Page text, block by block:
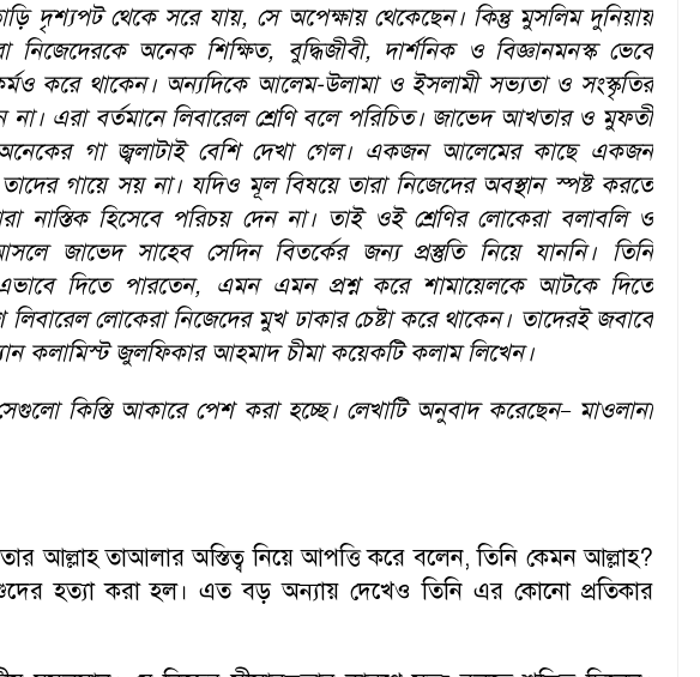
দৃশ্যপট থেকে সরে যায়, সে অপেক্ষায় থেকেছেন। কিন্তু মুসলিম দুনিয়ায়
নিজেদেরকে অনেক শিক্ষিত, বুদ্ধিজীবী, দার্শনিক ও বিজ্ঞানমনস্ক ভেবে
করে থাকেন। অন্যদিকে আলেম-উলামা ও ইসলামী সভ্যতা ও সংস্কৃতির
না। এরা বর্তমানে লিবারেল শ্রেণি বলে পরিচিত। জাভেদ আখতার ও মুফতী
গা জ্বলাটাই বেশি দেখা গেল। একজন আলেমের কাছে একজন
গায়ে সয় না। যদিও মূল বিষয়ে তারা নিজেদের অবস্থান স্পষ্ট করতে
নাস্তিক হিসেবে পরিচয় দেন না। তাই ওই শ্রেণির লোকেরা বলাবলি ও
জাভেদ সাহেব সেদিন বিতর্কের জন্য প্রস্তুতি নিয়ে যাননি। তিনি
দিতে পারতেন, এমন এমন প্রশ্ন করে শামায়েলকে আটকে দিতে
লোকেরা নিজেদের মুখ ঢাকার চেষ্টা করে থাকেন। তাদেরই জবাবে
কলামিস্ট জুলফিকার আহমাদ চীমা কয়েকটি কলাম লিখেন।
কিস্তি আকারে পেশ করা হচ্ছে। লেখাটি অনুবাদ করেছেন– মাওলানা
আল্লাহ তাআলার অস্তিত্ব নিয়ে আপত্তি করে বলেন,তিনি কেমন আল্লাহ?
হত্যা করা হল। এত বড় অন্যায় দেখেও তিনি এর কোনো প্রতিকার